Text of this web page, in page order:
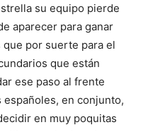
su equipo pierde
aparecer para ganar
que por suerte para el
que están
ese paso al frente
en conjunto,
en muy poquitas